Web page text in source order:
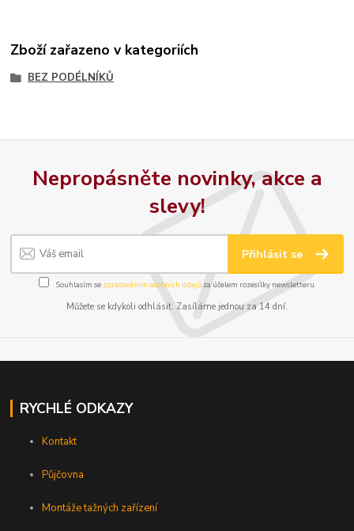
Zboží zařazeno v kategoriích
BEZ PODÉLNÍKŮ
Nepropásněte novinky, akce a
slevy!
Přihlásit se
Souhlasím se zpracováním osobních údajůza účelem rozesílky newsletteru.
Můžete se kdykoli odhlásit. Zasíláme jednou za 14 dní.
RYCHLÉ ODKAZY
Kontakt
Půjčovna
Montáže tažných zařízení